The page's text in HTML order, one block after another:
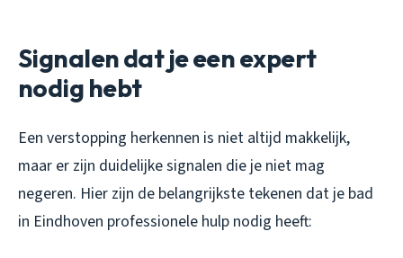
Signalen dat je een expert
nodig hebt
Een verstopping herkennen is niet altijd makkelijk,
maar er zijn duidelijke signalen die je niet mag
negeren. Hier zijn de belangrijkste tekenen dat je bad
in Eindhoven professionele hulp nodig heeft: